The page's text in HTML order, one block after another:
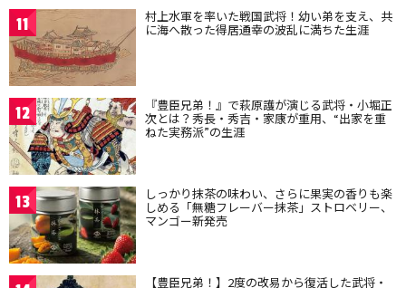
11 村上水軍を率いた戦国武将！幼い弟を支え、共
に海へ散った得居通幸の波乱に満ちた生涯
12 『豊臣兄弟！』で萩原護が演じる武将・小堀正
次とは？秀長・秀吉・家康が重用、“出家を重
ねた実務派”の生涯
13 しっかり抹茶の味わい、さらに果実の香りも楽
しめる「無糖フレーバー抹茶」ストロベリー、
マンゴー新発売
【豊臣兄弟！】2度の改易から復活した武将・